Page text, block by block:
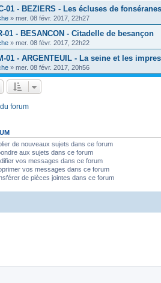
01 - BEZIERS - Les écluses de fonséranes
» mer. 08 févr. 2017, 22h27
01 - BESANCON - Citadelle de besançon
» mer. 08 févr. 2017, 22h22
01 - ARGENTEUIL - La seine et les
» mer. 08 févr. 2017, 20h56
forum
de nouveaux sujets dans ce forum
aux sujets dans ce forum
vos messages dans ce forum
vos messages dans ce forum
de pièces jointes dans ce forum